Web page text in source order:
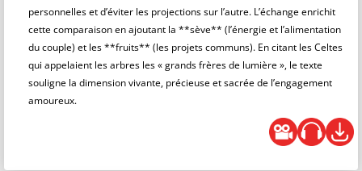
personnelles et d’éviter les projections sur l’autre. L’échange enrichit
cette comparaison en ajoutant la **sève** (l’énergie et l’alimentation
du couple) et les **fruits** (les projets communs). En citant les Celtes
qui appelaient les arbres les « grands frères de lumière », le texte
souligne la dimension vivante, précieuse et sacrée de l’engagement
amoureux.